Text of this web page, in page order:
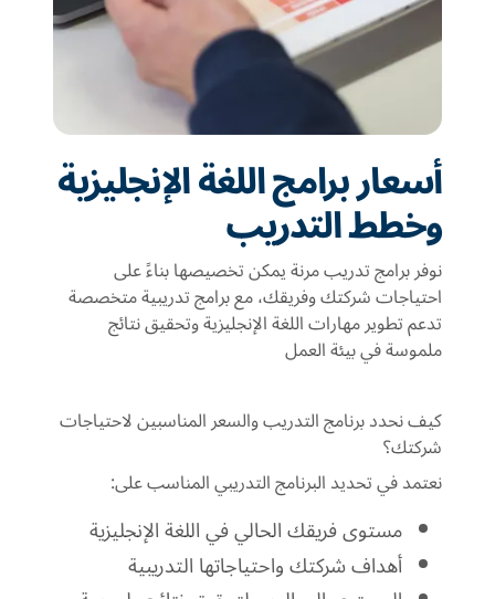
أسعار برامج اللغة الإنجليزية
وخطط التدريب
نوفر برامج تدريب مرنة يمكن تخصيصها بناءً على
احتياجات شركتك وفريقك، مع برامج تدريبية متخصصة
تدعم تطوير مهارات اللغة الإنجليزية وتحقيق نتائج
ملموسة في بيئة العمل
كيف نحدد برنامج التدريب والسعر المناسبين لاحتياجات
شركتك؟
نعتمد في تحديد البرنامج التدريبي المناسب على:
مستوى فريقك الحالي في اللغة الإنجليزية
أهداف شركتك واحتياجاتها التدريبية